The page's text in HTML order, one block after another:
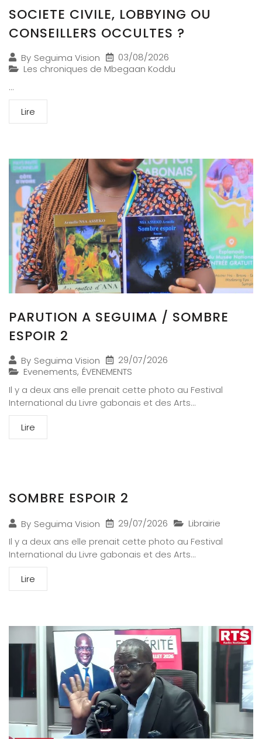
SOCIETE CIVILE, LOBBYING OU
CONSEILLERS OCCULTES ?
By Seguima Vision
03/08/2026
Les chroniques de Mbegaan Koddu
...
Lire
PARUTION A SEGUIMA / SOMBRE
ESPOIR 2
By Seguima Vision
29/07/2026
Evenements, ÉVENEMENTS
Il y a deux ans elle prenait cette photo au Festival
International du Livre gabonais et des Arts...
Lire
SOMBRE ESPOIR 2
By Seguima Vision 29/07/2026
Librairie
Il y a deux ans elle prenait cette photo au Festival
International du Livre gabonais et des Arts...
Lire